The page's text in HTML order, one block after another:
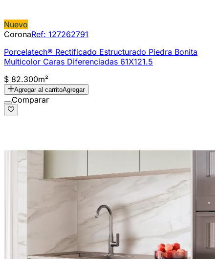
Nuevo
CoronaRef: 127262791
Porcelatech® Rectificado Estructurado Piedra Bonita
Multicolor Caras Diferenciadas 61X121.5
$ 82.300m²
Agregar al carritoAgregar
Comparar